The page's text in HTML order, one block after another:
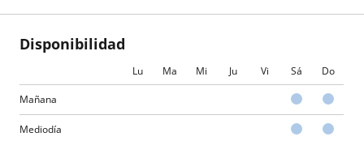
Disponibilidad
Lu Ma Mi Ju Vi Sá Do
Mañana
Mediodía